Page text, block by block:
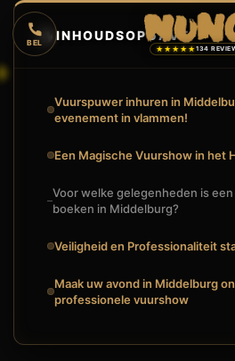
BEL
★★★★★134
🔥INHOUDSOPGAVE
Vuurspuwer inhuren in
evenement in vlammen!
Een Magische Vuurshow in het
Voor welke gelegenheden is
boeken in Middelburg?
Veiligheid en Professionaliteit
Maak uw avond in Middelburg
professionele vuurshow